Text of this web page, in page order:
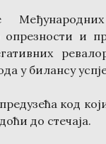
и
у билансу
код
до стечаја.